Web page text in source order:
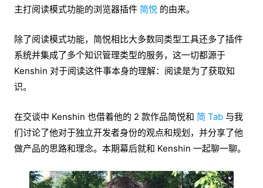
主打阅读模式功能的浏览器插件 简悦 的由来。
除了阅读模式功能，简悦相比大多数同类型工具还多了插件
系统并集成了多个知识管理类型的服务，这一切都源于
Kenshin 对于阅读这件事本身的理解：阅读是为了获取知
识。
在交谈中 Kenshin 也借着他的 2 款作品简悦和 简 Tab 与我
们讨论了他对于独立开发者身份的观点和规划，并分享了他
做产品的思路和理念。本期幕后就和 Kenshin 一起聊一聊。